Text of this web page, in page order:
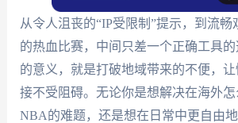
从令人沮丧的“IP受限制”提示，到流
的热血比赛，中间只差一个正确工具
的意义，就是打破地域带来的不便，
接不受阻碍。无论你是想解决在海外怎
NBA的难题，还是想在日常中更自由